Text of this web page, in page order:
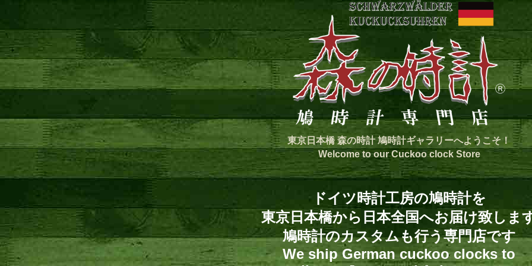
東京日本橋 森の時計 鳩時計ギャラリーへようこそ！
Welcome to our Cuckoo clock Store
ドイツ時計工房の鳩時計を
東京日本橋から日本全国へお届け致しま
鳩時計のカスタムも行う専門店です
We ship German cuckoo clocks to